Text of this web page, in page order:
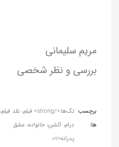
مریم سلیمانی
بررسی و نظر شخصی
برچسب
ها:
تگ‌ها:</strong> فیلم، نقد فیلم،
درام، اکشن، خانواده، عشق
پدرانه<i> ،